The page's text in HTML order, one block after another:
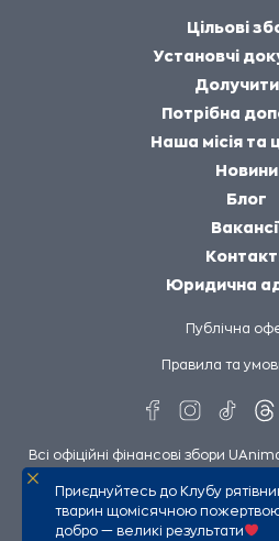
Цільові
Установчі
Потрібна
Наша місія та
Новини
Блог
Юридична
Публічна
Правила та
Всі офіційні фінансові збори
сайті та на сторінках UAnimals
відповідальності за збори інших
підтримку, опубліковані на
UAnimals @
Приєднуйтесь до Клубу
тварин щомісячною
добро — великі результати